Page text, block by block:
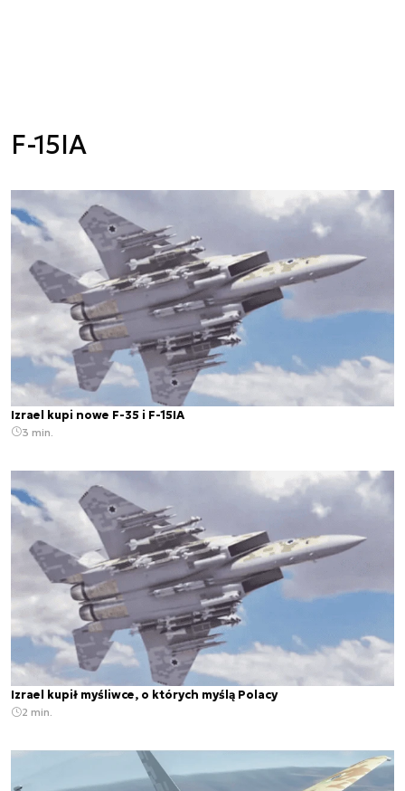
F-15IA
Izrael kupi nowe F-35 i F-15IA
3 min.
Izrael kupił myśliwce, o których myślą Polacy
2 min.